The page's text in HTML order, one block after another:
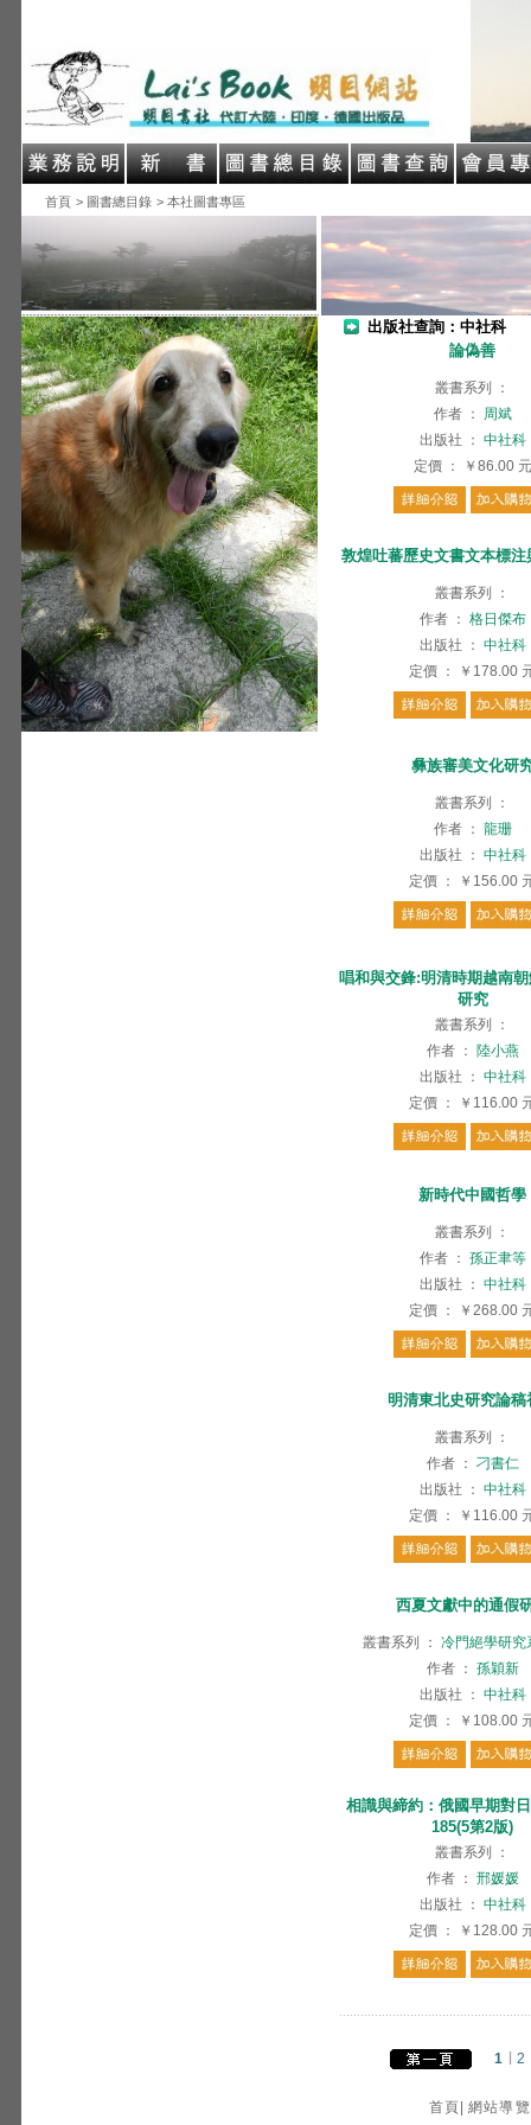
首頁 > 圖書總目錄 > 本社圖書專區
出版社查詢：中社科
論偽善
叢書系列
：
作者 ：
周斌
出版社
： 中社科
定價 ： ￥86.00 元
敦煌吐蕃歷史文書文本標
叢書系列
：
作者 ： 格日傑布
出版社
： 中社科
定價 ： ￥178.00
彝族審美文化研
叢書系列
：
作者 ： 龍珊
出版社
： 中社科
定價 ： ￥156.00
唱和與交鋒:明清時期越南
研究
叢書系列
：
作者 ：
陸小燕
出版社
： 中社科
定價 ： ￥116.00
新時代中國哲學
叢書系列
：
作者 ： 孫正聿等
出版社
： 中社科
定價 ： ￥268.00
明清東北史研究論稿
叢書系列
：
作者 ： 刁書仁
出版社
： 中社科
定價 ： ￥116.00
西夏文獻中的通假
叢書系列 ： 冷門絕學研究
作者 ： 孫穎新
出版社
： 中社科
定價 ： ￥108.00
相識與締約：俄國早期對
185(5第2版)
叢書系列
：
作者 ： 邢媛媛
出版社
： 中社科
定價 ： ￥128.00
1 2
首頁 網站導覽